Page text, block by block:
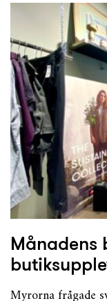
Månadens
Myrorna frågade